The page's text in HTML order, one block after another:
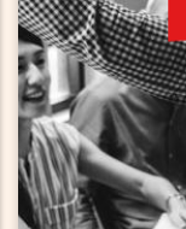
Een selectie van
in